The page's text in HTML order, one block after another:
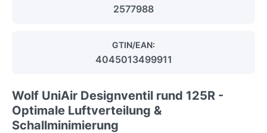
2577988
GTIN/EAN:
4045013499911
Wolf UniAir Designventil rund 125R -
Optimale Luftverteilung &
Schallminimierung